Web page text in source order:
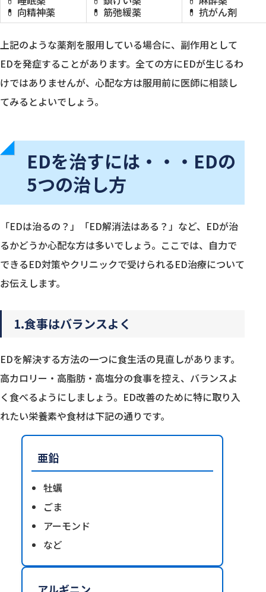
💊 向精神薬
💊 筋弛緩薬
💊 抗がん剤
上記のような薬剤を服用している場合に、副作用として
EDを発症することがあります。全ての方にEDが生じるわ
けではありませんが、心配な方は服用前に医師に相談し
てみるとよいでしょう。
EDを治すには・・・EDの
5つの治し方
「EDは治るの？」「ED解消法はある？」など、EDが治
るかどうか心配な方は多いでしょう。ここでは、自力で
できるED対策やクリニックで受けられるED治療について
お伝えします。
1.食事はバランスよく
EDを解決する方法の一つに食生活の見直しがあります。
高カロリー・高脂肪・高塩分の食事を控え、バランスよ
く食べるようにしましょう。ED改善のために特に取り入
れたい栄養素や食材は下記の通りです。
亜鉛
牡蠣
ごま
アーモンド
など